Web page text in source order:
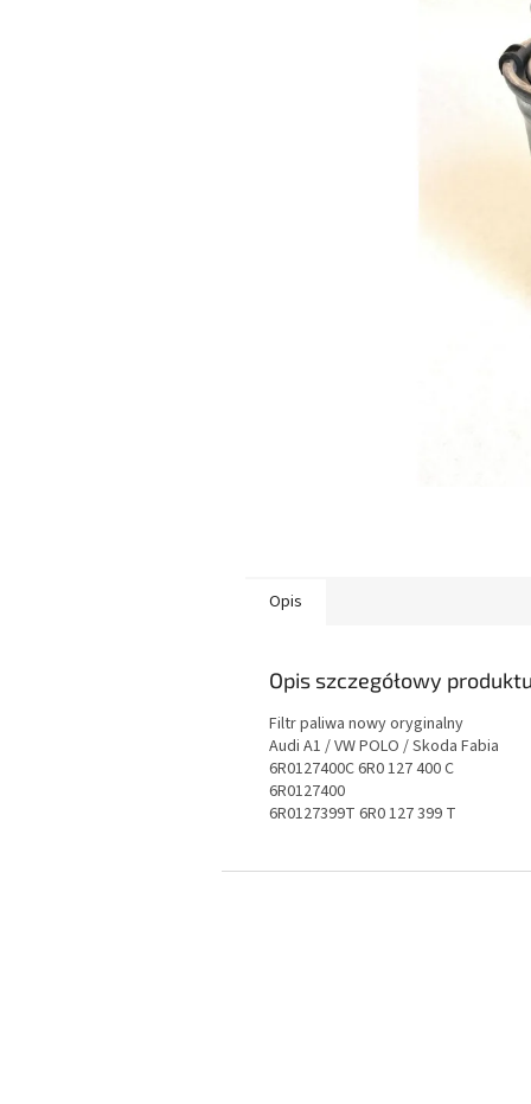
Opis
Opis szczegółowy
Filtr paliwa nowy oryginalny
Audi A1 / VW POLO / Skoda Fabia
6R0127400C 6R0 127 400 C
6R0127400
6R0127399T 6R0 127 399 T